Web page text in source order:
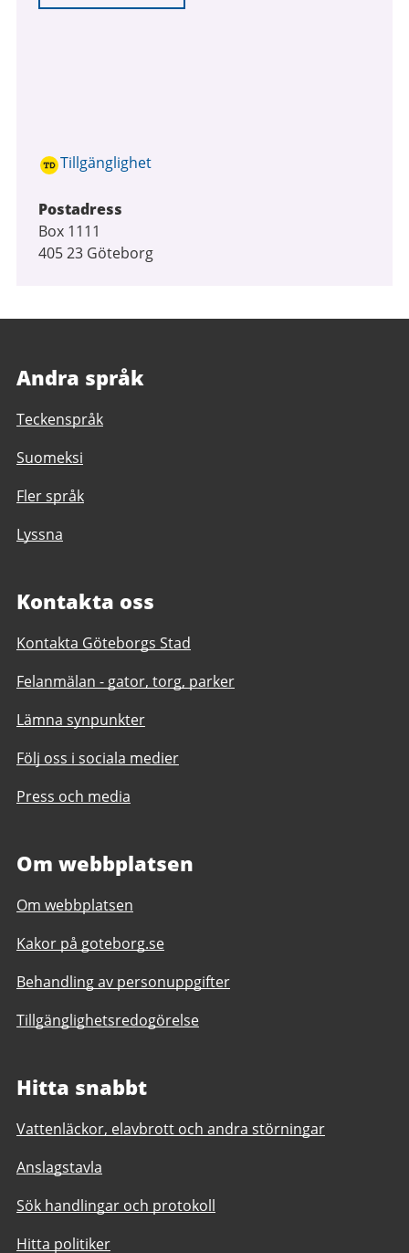
Tillgänglighet
Postadress
Box 1111
405 23 Göteborg
Andra språk
Teckenspråk
Suomeksi
Fler språk
Lyssna
Kontakta oss
Kontakta Göteborgs Stad
Felanmälan - gator, torg, parker
Lämna synpunkter
Följ oss i sociala medier
Press och media
Om webbplatsen
Om webbplatsen
Kakor på goteborg.se
Behandling av personuppgifter
Tillgänglighetsredogörelse
Hitta snabbt
Vattenläckor, elavbrott och andra störningar
Anslagstavla
Sök handlingar och protokoll
Hitta politiker